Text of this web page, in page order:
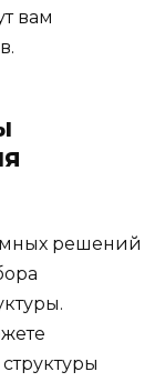
вам
решений